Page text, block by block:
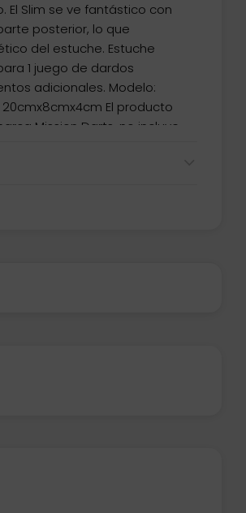
Slim se ve fantástico con
posterior, lo que
del estuche. Estuche
1 juego de dardos
adicionales. Modelo:
20cmx8cmx4cm El producto
Mission Darts, no incluye